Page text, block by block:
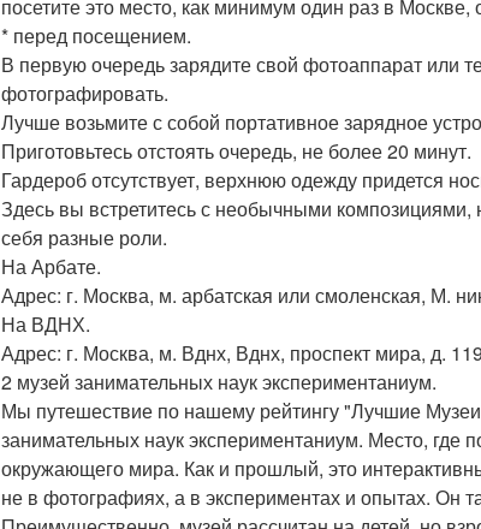
посетите это место, как минимум один раз в Москве,
* перед посещением.
В первую очередь зарядите свой фотоаппарат или
фотографировать.
Лучше возьмите с собой портативное зарядное
Приготовьтесь отстоять очередь, не более 20 минут.
Гардероб отсутствует, верхнюю одежду придется
Здесь вы встретитесь с необычными
себя разные роли.
На Арбате.
Адрес: г. Москва, м. арбатская или смоленская, М.
На ВДНХ.
Адрес: г. Москва, м. Вднх, Вднх, проспект мира, д.
2 музей занимательных наук экспериментаниум.
Мы путешествие по нашему рейтингу "Лучшие
занимательных наук экспериментаниум. Место, где
окружающего мира. Как и прошлый, это
не в фотографиях, а в экспериментах и опытах. Он